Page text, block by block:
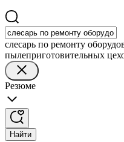
слесарь по ремонту
пылеприготовительных
Резюме
Найти